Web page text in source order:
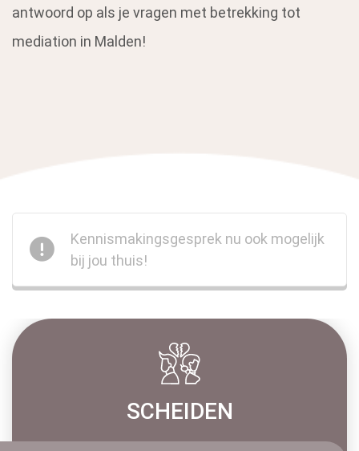
antwoord op als je vragen met betrekking tot
mediation in Malden!
Kennismakingsgesprek nu ook mogelijk
bij jou thuis!
SCHEIDEN